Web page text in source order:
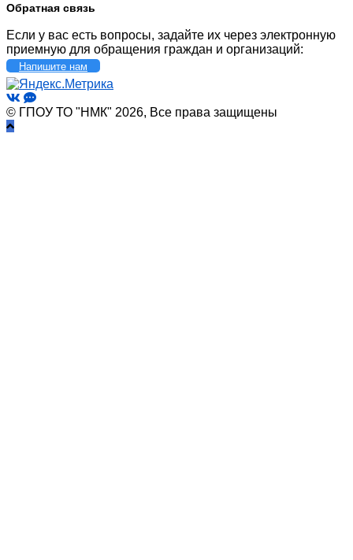
Обратная связь
Если у вас есть вопросы, задайте их через электронную
приемную для обращения граждан и организаций:
Напишите нам
© ГПОУ ТО "НМК" 2026, Все права защищены